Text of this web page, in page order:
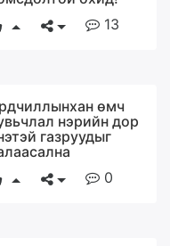
13
өмч
нэрийн дор
газруудыг
0